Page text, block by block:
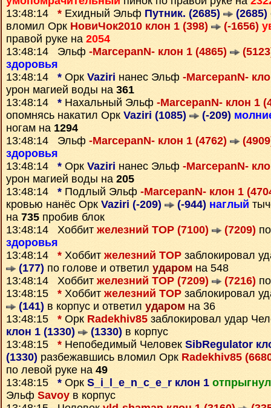
13:48:14 * Ехидный Эльф Путник. (2685) (2685)
вломил Орк НовиЧок2010 клон 1 (398) (-1656)
правой руке на 2054
13:48:14 Эльф -MarcepanN- клон 1 (4865)
здоровья
13:48:14 * Орк Vaziri нанес Эльф -MarcepanN-
урон магией воды на 361
13:48:14 * Нахальный Эльф -MarcepanN- клон 1
опомнясь накатил Орк Vaziri (1085) (-209)
ногам на 1294
13:48:14 Эльф -MarcepanN- клон 1 (4762)
здоровья
13:48:14 * Орк Vaziri нанес Эльф -MarcepanN-
урон магией воды на 205
13:48:14 * Подлый Эльф -MarcepanN- клон 1
кровью нанёс Орк Vaziri (-209) (-944) наглый
на 735 пробив блок
13:48:14 Хоббит железний ТОР (7100) (7209)
здоровья
13:48:14 * Хоббит железний ТОР заблокировал
(177) по голове и ответил ударом на 548
13:48:14 Хоббит железний ТОР (7209) (7216)
13:48:15 * Хоббит железний ТОР заблокировал
(141) в корпус и ответил ударом на 36
13:48:15 * Орк Radekhiv85 заблокировал удар
клон 1 (1330)
(1330) в корпус
13:48:15 * Непобедимый Человек SibRegulator
(1330) разбежавшись вломил Орк Radekhiv85
по левой руке на 49
13:48:15 * Орк S_i_l_e_n_c_e_r клон 1
Эльф Savoy в корпус